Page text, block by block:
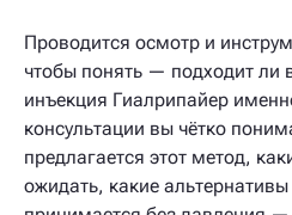
Проводится осмотр и
чтобы понять — подходит ли
инъекция Гиалрипайер
консультации вы чётко
предлагается этот метод,
ожидать, какие